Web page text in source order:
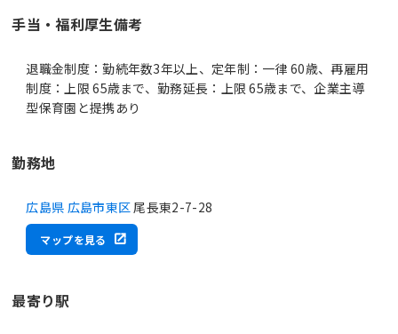
手当・福利厚生備考
退職金制度：勤続年数3年以上、定年制：一律 60歳、再雇用
制度：上限 65歳まで、勤務延長：上限 65歳まで、企業主導
型保育園と提携あり
勤務地
広島県 広島市東区 尾長東2-7-28
マップを見る
最寄り駅